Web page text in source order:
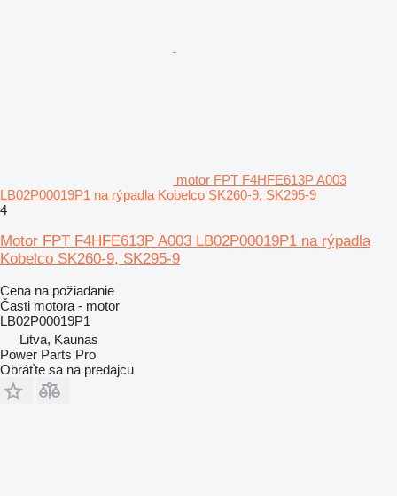
motor FPT F4HFE613P A003
LB02P00019P1 na rýpadla Kobelco SK260-9, SK295-9
4
Motor FPT F4HFE613P A003 LB02P00019P1 na rýpadla
Kobelco SK260-9, SK295-9
Cena na požiadanie
Časti motora - motor
LB02P00019P1
Litva, Kaunas
Power Parts Pro
Obráťte sa na predajcu